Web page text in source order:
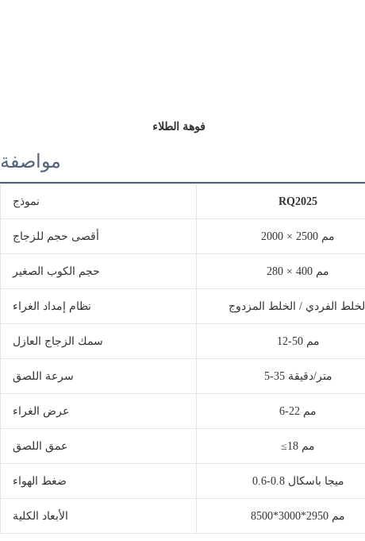
فوهة الطلاء
مواصفة
نموذج RQ2025
أقصى حجم للزجاج 2000 × 2500 مم
حجم الكوب الصغير 280 × 400 مم
نظام إمداد الغراء الخلط الفردي / الخلط المزدوج
سمك الزجاج العازل 12-50 مم
سرعة اللصق 5-35 متر/دقيقة
عرض الغراء 6-22 مم
عمق اللصق ≤18 مم
ضغط الهواء 0.6-0.8 ميجا باسكال
الأبعاد الكلية 8500*3000*2950 مم